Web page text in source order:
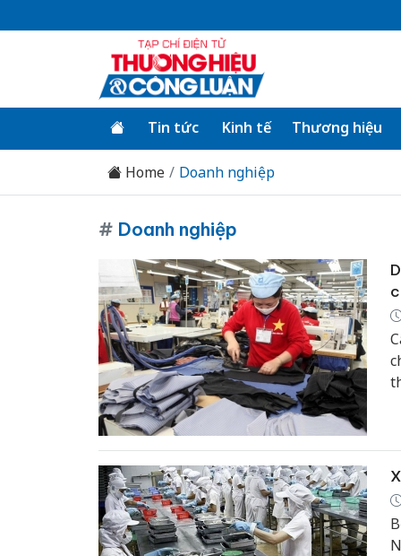
Tin tức Kinh tế Thương hiệu
Home Doanh nghiệp
# Doanh nghiệp